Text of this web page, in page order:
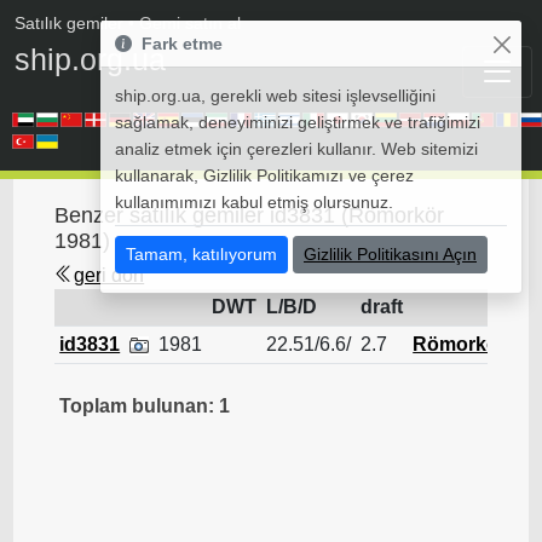
Satılık gemiler• Gemi satın al
ship.org.ua
Benzer satılık gemiler id3831 (Römorkör
1981)
geri dön
DWT
L/B/D draft
id3831
1981 22.51/6.6/ 2.7 Römorkör
Toplam bulunan: 1
Fark etme
ship.org.ua, gerekli web sitesi işlevselliğini
sağlamak, deneyiminizi geliştirmek ve trafiğimizi
analiz etmek için çerezleri kullanır. Web sitemizi
kullanarak, Gizlilik Politikamızı ve çerez
kullanımımızı kabul etmiş olursunuz.
Tamam, katılıyorum Gizlilik Politikasını Açın